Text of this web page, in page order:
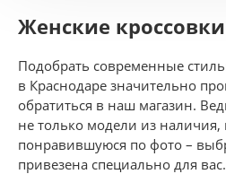
Женские кроссовки
Подобрать современные
в Краснодаре значительно
обратиться в наш магазин.
не только модели из наличия,
понравившуюся по фото –
привезена специально для